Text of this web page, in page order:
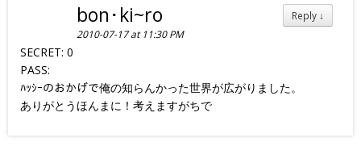
Reply ↓
bon･ki~ro
2010-07-17 at 11:30 PM
SECRET: 0
PASS:
ﾊｯｼｰのおかげで俺の知らんかった世界が広がりました。
ありがとうほんまに！考えますがちで